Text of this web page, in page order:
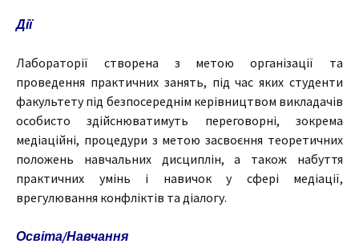
Дії
Лабораторії створена з метою організації та
проведення практичних занять, під час яких студенти
факультету під безпосереднім керівництвом викладачів
особисто здійснюватимуть переговорні, зокрема
медіаційні, процедури з метою засвоєння теоретичних
положень навчальних дисциплін, а також набуття
практичних умінь і навичок у сфері медіації,
врегулювання конфліктів та діалогу.
Освіта/Навчання